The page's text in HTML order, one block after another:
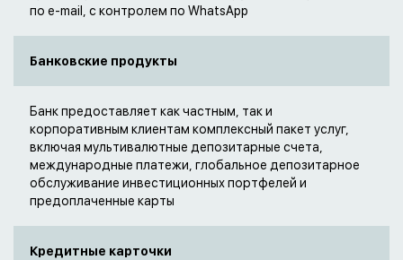
по е-mail, с контролем по WhatsApp
Банковские продукты
Банк предоставляет как частным, так и
корпоративным клиентам комплексный пакет услуг,
включая мультивалютные депозитарные счета,
международные платежи, глобальное депозитарное
обслуживание инвестиционных портфелей и
предоплаченные карты
Кредитные карточки